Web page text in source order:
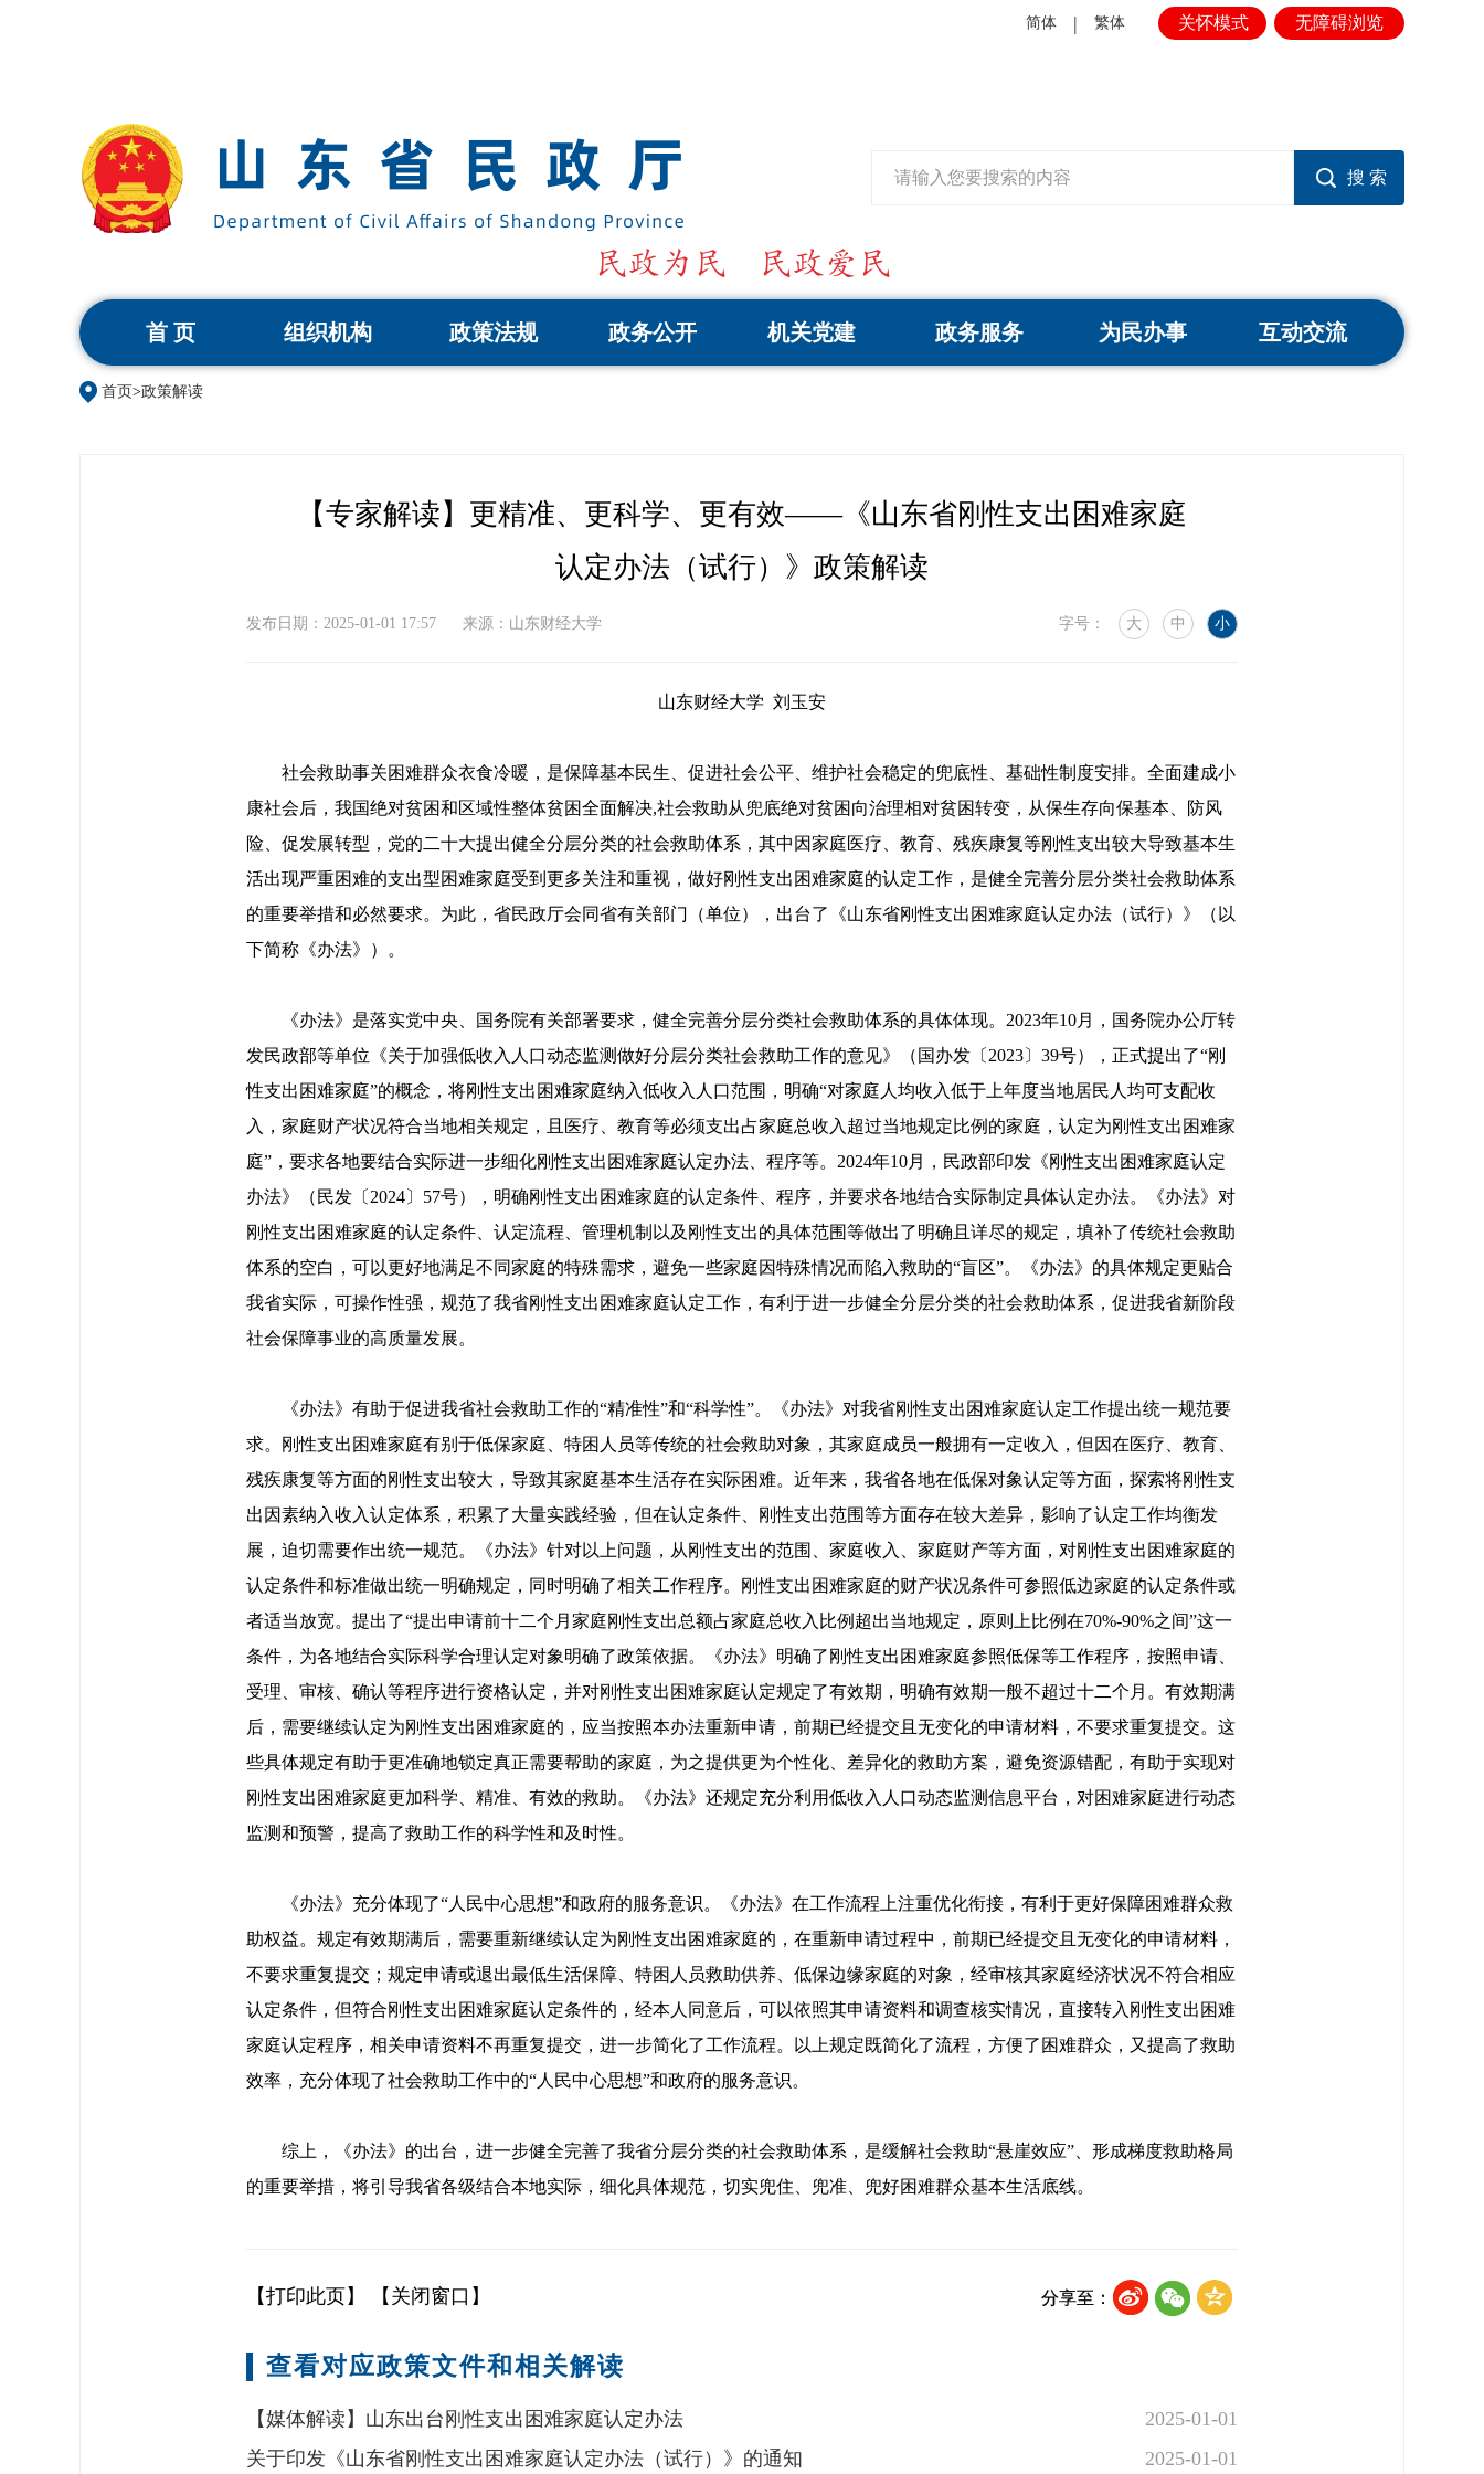
简体 | 繁体 关怀模式 无障碍浏览
首 页 组织机构 政策法规 政务公开 机关党建 政务服务 为民办事 互动交流
首页>政策解读
【专家解读】更精准、更科学、更有效——《山东省刚性支出困难家庭
认定办法（试行）》政策解读
发布日期：2025-01-01 17:57 来源：山东财经大学 字号： 大 中 小
山东财经大学 刘玉安
社会救助事关困难群众衣食冷暖，是保障基本民生、促进社会公平、维护社会稳定的兜底性、基础性制度安排。全面建成小
康社会后，我国绝对贫困和区域性整体贫困全面解决,社会救助从兜底绝对贫困向治理相对贫困转变，从保生存向保基本、防风
险、促发展转型，党的二十大提出健全分层分类的社会救助体系，其中因家庭医疗、教育、残疾康复等刚性支出较大导致基本生
活出现严重困难的支出型困难家庭受到更多关注和重视，做好刚性支出困难家庭的认定工作，是健全完善分层分类社会救助体系
的重要举措和必然要求。为此，省民政厅会同省有关部门（单位），出台了《山东省刚性支出困难家庭认定办法（试行）》（以
下简称《办法》）。
《办法》是落实党中央、国务院有关部署要求，健全完善分层分类社会救助体系的具体体现。2023年10月，国务院办公厅转
发民政部等单位《关于加强低收入人口动态监测做好分层分类社会救助工作的意见》（国办发〔2023〕39号），正式提出了“刚
性支出困难家庭”的概念，将刚性支出困难家庭纳入低收入人口范围，明确“对家庭人均收入低于上年度当地居民人均可支配收
入，家庭财产状况符合当地相关规定，且医疗、教育等必须支出占家庭总收入超过当地规定比例的家庭，认定为刚性支出困难家
庭”，要求各地要结合实际进一步细化刚性支出困难家庭认定办法、程序等。2024年10月，民政部印发《刚性支出困难家庭认定
办法》（民发〔2024〕57号），明确刚性支出困难家庭的认定条件、程序，并要求各地结合实际制定具体认定办法。《办法》对
刚性支出困难家庭的认定条件、认定流程、管理机制以及刚性支出的具体范围等做出了明确且详尽的规定，填补了传统社会救助
体系的空白，可以更好地满足不同家庭的特殊需求，避免一些家庭因特殊情况而陷入救助的“盲区”。《办法》的具体规定更贴合
我省实际，可操作性强，规范了我省刚性支出困难家庭认定工作，有利于进一步健全分层分类的社会救助体系，促进我省新阶段
社会保障事业的高质量发展。
《办法》有助于促进我省社会救助工作的“精准性”和“科学性”。《办法》对我省刚性支出困难家庭认定工作提出统一规范要
求。刚性支出困难家庭有别于低保家庭、特困人员等传统的社会救助对象，其家庭成员一般拥有一定收入，但因在医疗、教育、
残疾康复等方面的刚性支出较大，导致其家庭基本生活存在实际困难。近年来，我省各地在低保对象认定等方面，探索将刚性支
出因素纳入收入认定体系，积累了大量实践经验，但在认定条件、刚性支出范围等方面存在较大差异，影响了认定工作均衡发
展，迫切需要作出统一规范。《办法》针对以上问题，从刚性支出的范围、家庭收入、家庭财产等方面，对刚性支出困难家庭的
认定条件和标准做出统一明确规定，同时明确了相关工作程序。刚性支出困难家庭的财产状况条件可参照低边家庭的认定条件或
者适当放宽。提出了“提出申请前十二个月家庭刚性支出总额占家庭总收入比例超出当地规定，原则上比例在70%-90%之间”这一
条件，为各地结合实际科学合理认定对象明确了政策依据。《办法》明确了刚性支出困难家庭参照低保等工作程序，按照申请、
受理、审核、确认等程序进行资格认定，并对刚性支出困难家庭认定规定了有效期，明确有效期一般不超过十二个月。有效期满
后，需要继续认定为刚性支出困难家庭的，应当按照本办法重新申请，前期已经提交且无变化的申请材料，不要求重复提交。这
些具体规定有助于更准确地锁定真正需要帮助的家庭，为之提供更为个性化、差异化的救助方案，避免资源错配，有助于实现对
刚性支出困难家庭更加科学、精准、有效的救助。《办法》还规定充分利用低收入人口动态监测信息平台，对困难家庭进行动态
监测和预警，提高了救助工作的科学性和及时性。
《办法》充分体现了“人民中心思想”和政府的服务意识。《办法》在工作流程上注重优化衔接，有利于更好保障困难群众救
助权益。规定有效期满后，需要重新继续认定为刚性支出困难家庭的，在重新申请过程中，前期已经提交且无变化的申请材料，
不要求重复提交；规定申请或退出最低生活保障、特困人员救助供养、低保边缘家庭的对象，经审核其家庭经济状况不符合相应
认定条件，但符合刚性支出困难家庭认定条件的，经本人同意后，可以依照其申请资料和调查核实情况，直接转入刚性支出困难
家庭认定程序，相关申请资料不再重复提交，进一步简化了工作流程。以上规定既简化了流程，方便了困难群众，又提高了救助
效率，充分体现了社会救助工作中的“人民中心思想”和政府的服务意识。
综上，《办法》的出台，进一步健全完善了我省分层分类的社会救助体系，是缓解社会救助“悬崖效应”、形成梯度救助格局
的重要举措，将引导我省各级结合本地实际，细化具体规范，切实兜住、兜准、兜好困难群众基本生活底线。
【打印此页】 【关闭窗口】 分享至：
查看对应政策文件和相关解读
【媒体解读】山东出台刚性支出困难家庭认定办法
2025-01-01
关于印发《山东省刚性支出困难家庭认定办法（试行）》的通知
2025-01-01